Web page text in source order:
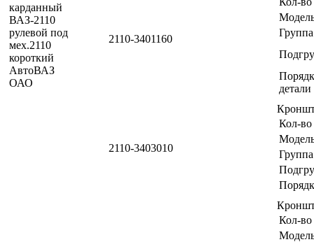
2110-3401160
Группа
детали
2110-3403010
Кол-
Группа
Кол-